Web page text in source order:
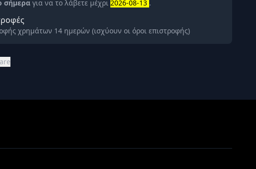
σήμερα για να το λάβετε μέχρι 2026-08-13 .
χρημάτων 14 ημερών (ισχύουν οι όροι επιστροφής)